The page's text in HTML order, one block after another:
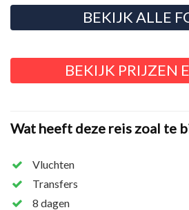
BEKIJK ALLE
BEKIJK PRIJZEN
Wat heeft deze reis zoal te
Vluchten
Transfers
8 dagen